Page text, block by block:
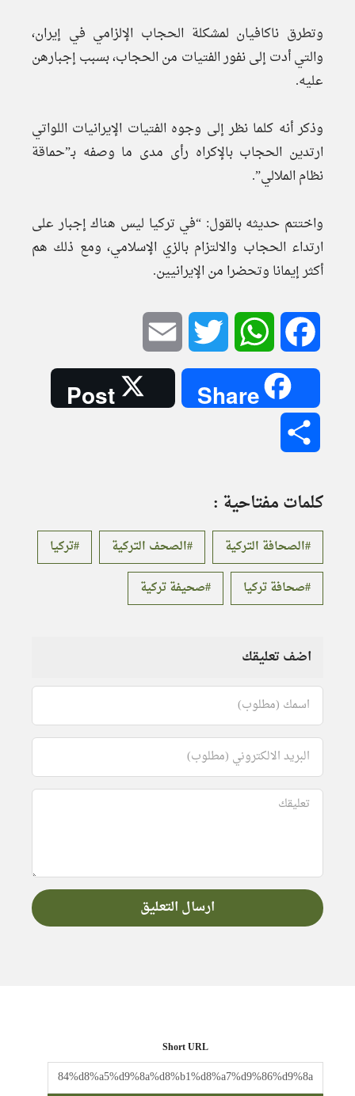
وتطرق ناكافيان لمشكلة الحجاب الإلزامي في إيران،
والتي أدت إلى نفور الفتيات من الحجاب، بسبب إجبارهن
عليه.
وذكر أنه كلما نظر إلى وجوه الفتيات الإيرانيات اللواتي
ارتدين الحجاب بالإكراه رأى مدى ما وصفه بـ”حماقة
نظام الملالي”.
واختتم حديثه بالقول: “في تركيا ليس هناك إجبار على
ارتداء الحجاب والالتزام بالزي الإسلامي، ومع ذلك هم
أكثر إيمانا وتحضرا من الإيرانيين.
Facebook
WhatsApp
Twitter
Share
Post
كلمات مفتاحية :
الصحافة التركية الصحف التركية
تركيا
صحافة تركيا
صحيفة تركية
اضف تعليقك
Short URL